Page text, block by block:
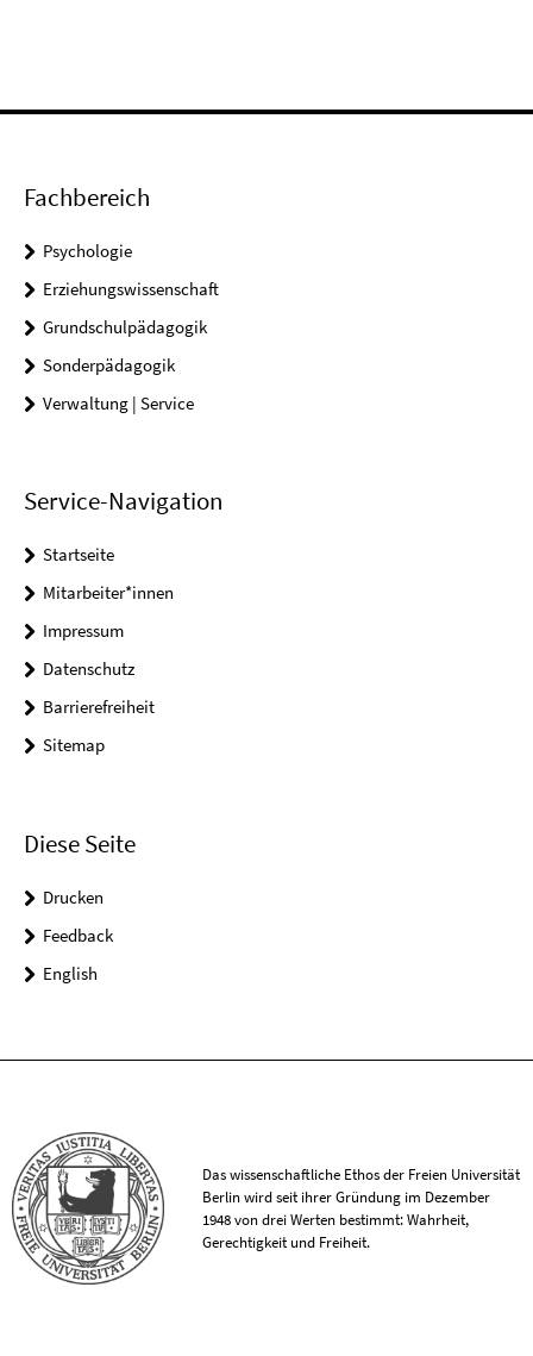
Fachbereich
Psychologie
Erziehungswissenschaft
Grundschulpädagogik
Sonderpädagogik
Verwaltung | Service
Service-Navigation
Startseite
Mitarbeiter*innen
Impressum
Datenschutz
Barrierefreiheit
Sitemap
Diese Seite
Drucken
Feedback
English
Das wissenschaftliche Ethos der Freien Universität
Berlin wird seit ihrer Gründung im Dezember
1948 von drei Werten bestimmt: Wahrheit,
Gerechtigkeit und Freiheit.